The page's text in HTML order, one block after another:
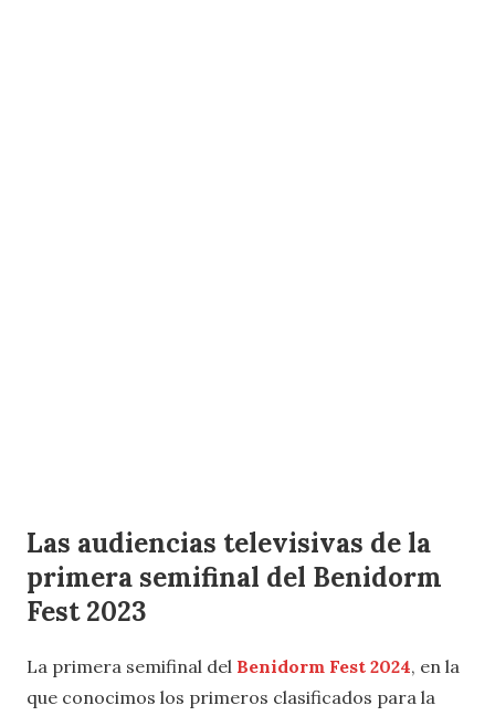
Las audiencias televisivas de la
primera semifinal del Benidorm
Fest 2023
La primera semifinal del Benidorm Fest 2024, en la
que conocimos los primeros clasificados para la